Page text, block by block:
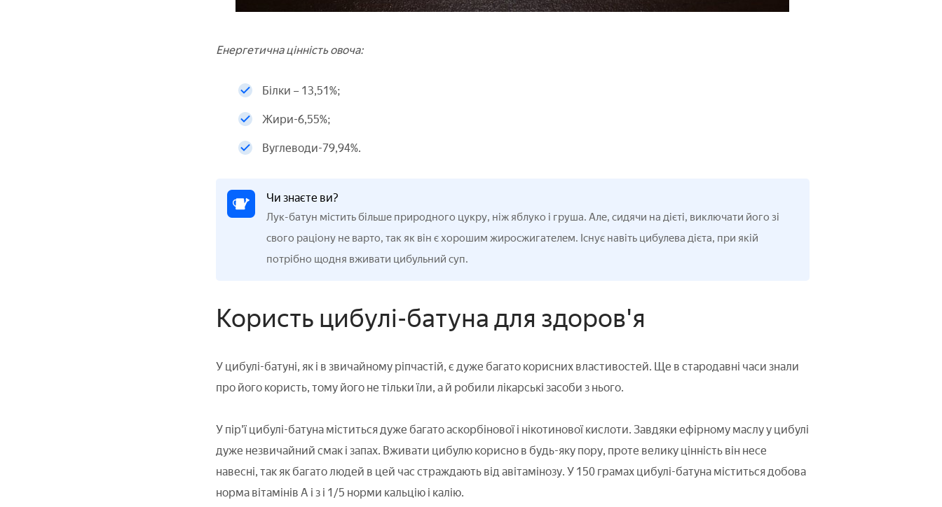
Енергетична цінність овоча:
Білки – 13,51%;
Жири-6,55%;
Вуглеводи-79,94%.
Чи знаєте ви?
Лук-батун містить більше природного цукру, ніж яблуко і груша. Але, сидячи на дієті, виключати його зі
свого раціону не варто, так як він є хорошим жиросжигателем. Існує навіть цибулева дієта, при якій
потрібно щодня вживати цибульний суп.
Користь цибулі-батуна для здоров'я
У цибулі-батуні, як і в звичайному ріпчастій, є дуже багато корисних властивостей. Ще в стародавні часи знали
про його користь, тому його не тільки їли, а й робили лікарські засоби з нього.
У пір'ї цибулі-батуна міститься дуже багато аскорбінової і нікотинової кислоти. Завдяки ефірному маслу у цибулі
дуже незвичайний смак і запах. Вживати цибулю корисно в будь-яку пору, проте велику цінність він несе
навесні, так як багато людей в цей час страждають від авітамінозу. У 150 грамах цибулі-батуна міститься добова
норма вітамінів А і з і 1/5 норми кальцію і калію.